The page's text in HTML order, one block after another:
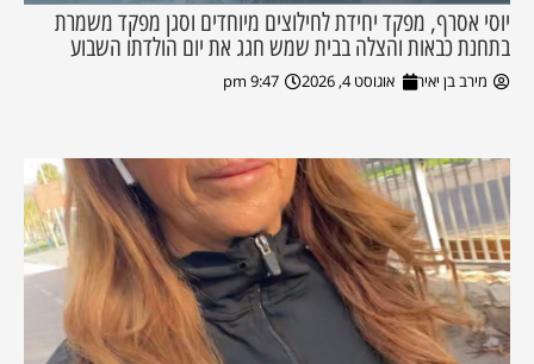
יוסי אסרף, מפקד יחידת לחילוצים מיוחדים וסגן מפקד משמרת
בתחנת כבאות והצלה בבית שמש חגג את יום הולדתו השבוע
מירב בן יאיר אוגוסט 4, 2026 9:47 pm